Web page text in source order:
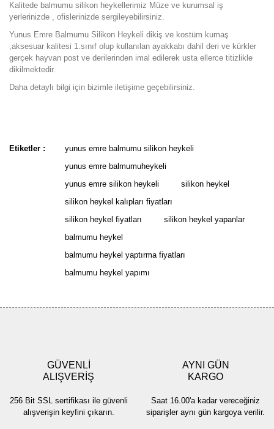
Kalitede balmumu silikon heykellerimiz Müze ve kurumsal iş
yerlerinizde , ofislerinizde sergileyebilirsiniz.
Yunus Emre Balmumu Silikon Heykeli dikiş ve kostüm kumaş
,aksesuar kalitesi 1.sınıf olup kullanılan ayakkabı dahil deri ve kürkler
gerçek hayvan post ve derilerinden imal edilerek usta ellerce titizlikle
dikilmektedir.
Daha detaylı bilgi için bizimle iletişime geçebilirsiniz.
Bu ürüne ilk yorumu siz yapın!
Yorum Yaz
tarafımıza iletebilirsiniz.
Ürün resmi kalitesiz, bozuk veya görüntülenemiyor.
Ürün açıklamasında eksik bilgiler bulunuyor.
Ürün bilgilerinde hatalar bulunuyor.
Ürün fiyatı diğer sitelerden daha pahalı.
Bu ürüne benzer farklı alternatifler olmalı.
Etiketler :
yunus emre balmumu silikon heykeli
yunus emre balmumuheykeli
yunus emre silikon heykeli
silikon heykel
silikon heykel kalıpları fiyatları
silikon heykel fiyatları
silikon heykel yapanlar
balmumu heykel
balmumu heykel yaptırma fiyatları
balmumu heykel yapımı
GÜVENLİ
ALIŞVERİŞ
256 Bit SSL sertifikası ile güvenli
alışverişin keyfini çıkarın.
AYNI GÜN
KARGO
Saat 16.00'a kadar vereceğiniz
siparişler aynı gün kargoya verilir.